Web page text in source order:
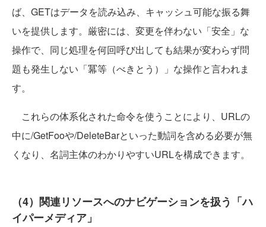
ば、GETはデータを読み込み、キャッシュ可能な振る舞
いを提供します。厳密には、変更を伴わない「安全」な
操作で、同じ処理を何回呼び出しても結果が変わらず問
題も発生しない「冪等（べきとう）」な操作と言われま
す。
これらの体系化された命令を使うことにより、URLの
中に/GetFooや/DeleteBarといった動詞を含める必要が無
くなり、名詞主体のわかりやすいURLを構成できます。
（4）関連リソースへのナビゲーションを扱う「ハ
イパーメディア」